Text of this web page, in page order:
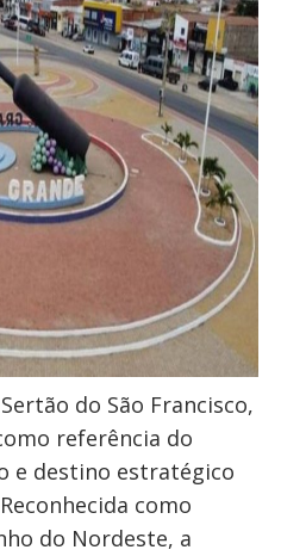
do São Francisco,
referência do
e destino estratégico
como
do Nordeste, a